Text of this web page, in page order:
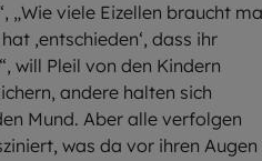
„Wie viele Eizellen braucht
‚entschieden‘, dass ihr
will Pleil von den Kindern
andere halten sich
Mund. Aber alle verfolgen
was da vor ihren Augen